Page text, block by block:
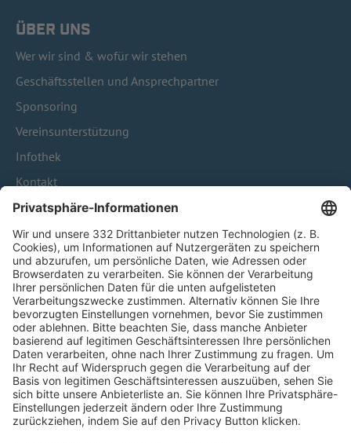
ÜBER UNS
Wer wir sind & wofür wir stehen
Geschäftsstellen und Ansprechpartner
Sponsoring
Vereinsunterstützung
Infothek
Kontakt
HÄUFIG BESUCHTE SEITEN
Pässe und Vereinswechsel
Trainerausbildung
Schulungsangebot Vereinsmitarbeiter
BFV-Geschäftsstellen
Trainerbörse
Login SpielPlus
FOLGE DEM BFV